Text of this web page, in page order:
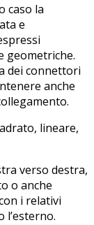
caso la
e
geometriche.
dei connettori
anche
lineare,
verso destra,
o anche
i relativi
l’esterno.